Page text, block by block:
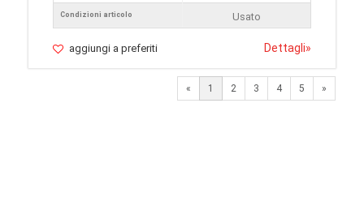
Condizioni articolo
Usato
aggiungi a preferiti Dettagli»
« 1 2 3 4 5 »